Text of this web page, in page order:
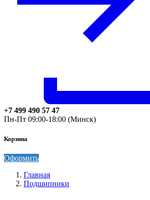
+7 499 490 57 47
Пн-Пт 09:00-18:00 (Минск)
Корзина
Оформить
Главная
Подшипники